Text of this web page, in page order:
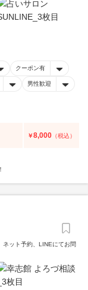
クーポン有
男性歓迎
￥8,000 （税込）
ネット予約、LINEにてお問